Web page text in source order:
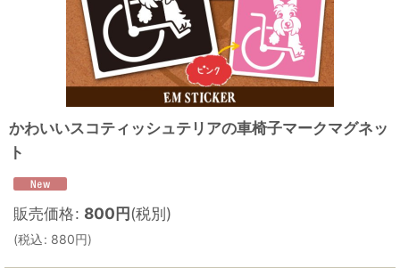
かわいいスコティッシュテリアの車椅子マークマグネッ
ト
販売価格: 800円(税別)
(税込: 880円)